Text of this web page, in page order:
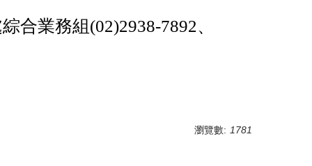
合業務組(02)2938-7892、
瀏覽數: 1781